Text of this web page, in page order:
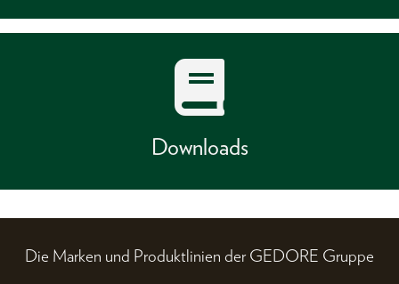
Downloads
Die Marken und Produktlinien der GEDORE Gruppe